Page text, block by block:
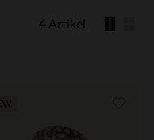
4 Artikel